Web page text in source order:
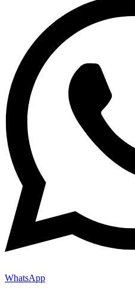
WhatsApp